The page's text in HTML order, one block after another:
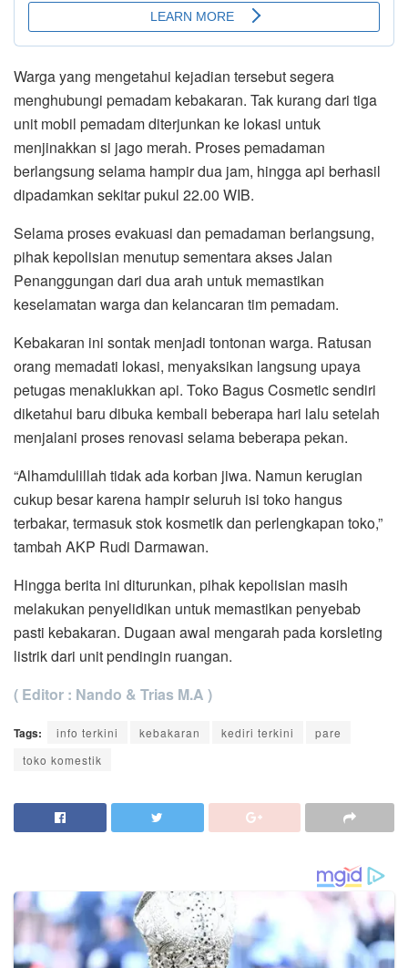
Warga yang mengetahui kejadian tersebut segera
menghubungi pemadam kebakaran. Tak kurang dari tiga
unit mobil pemadam diterjunkan ke lokasi untuk
menjinakkan si jago merah. Proses pemadaman
berlangsung selama hampir dua jam, hingga api berhasil
dipadamkan sekitar pukul 22.00 WIB.
Selama proses evakuasi dan pemadaman berlangsung,
pihak kepolisian menutup sementara akses Jalan
Penanggungan dari dua arah untuk memastikan
keselamatan warga dan kelancaran tim pemadam.
Kebakaran ini sontak menjadi tontonan warga. Ratusan
orang memadati lokasi, menyaksikan langsung upaya
petugas menaklukkan api. Toko Bagus Cosmetic sendiri
diketahui baru dibuka kembali beberapa hari lalu setelah
menjalani proses renovasi selama beberapa pekan.
“Alhamdulillah tidak ada korban jiwa. Namun kerugian
cukup besar karena hampir seluruh isi toko hangus
terbakar, termasuk stok kosmetik dan perlengkapan toko,”
tambah AKP Rudi Darmawan.
Hingga berita ini diturunkan, pihak kepolisian masih
melakukan penyelidikan untuk memastikan penyebab
pasti kebakaran. Dugaan awal mengarah pada korsleting
listrik dari unit pendingin ruangan.
( Editor : Nando & Trias M.A )
Tags: info terkini kebakaran kediri terkini
pare
toko komestik